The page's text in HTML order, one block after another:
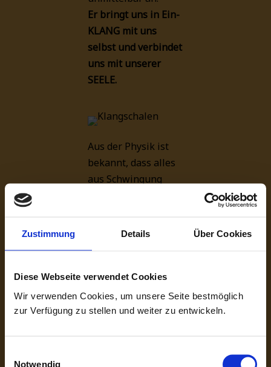
Zustimmung Details Über Cookies
Diese Webseite verwendet Cookies
Wir verwenden Cookies, um unsere Seite bestmöglich
zur Verfügung zu stellen und weiter zu entwickeln.
Notwendig
Er bringt uns in Ein-
KLANG mit uns
selbst und verbindet
uns mit unserer
SEELE.
Aus der Physik ist
bekannt, dass alles
aus Schwingung
Zelle des
Mensch in Einklang
mit sich und seiner
Umwelt, schwingen